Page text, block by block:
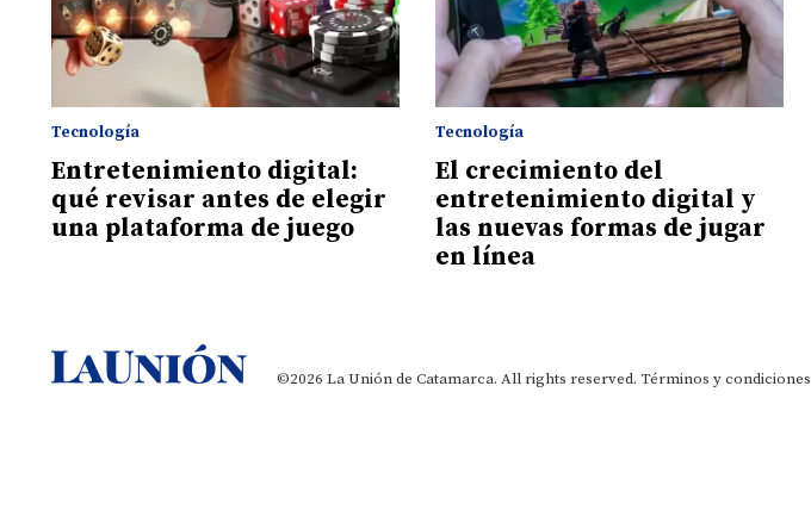
Tecnología
Entretenimiento digital:
qué revisar antes de elegir
una plataforma de juego
Tecnología
El crecimiento del
entretenimiento digital y
las nuevas formas de jugar
en línea
©2026 La Unión de Catamarca. All rights reserved. Términos y condiciones